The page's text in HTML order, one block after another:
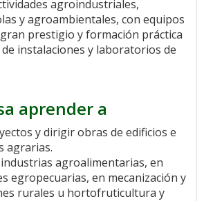
agroindustriales,
y agroambientales, con equipos
prestigio y formación práctica
instalaciones y laboratorios de
aprender a
y dirigir obras de edificios e
agrarias.
agroalimentarias, en
egropecuarias, en mecanización y
rurales u hortofruticultura y